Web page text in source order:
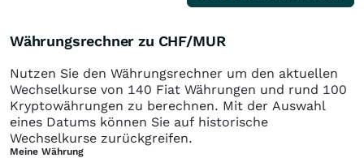
Währungsrechner zu CHF/MUR
Nutzen Sie den Währungsrechner um den aktuellen
Wechselkurse von 140 Fiat Währungen und rund 100
Kryptowährungen zu berechnen. Mit der Auswahl
eines Datums können Sie auf historische
Wechselkurse zurückgreifen.
Meine Währung